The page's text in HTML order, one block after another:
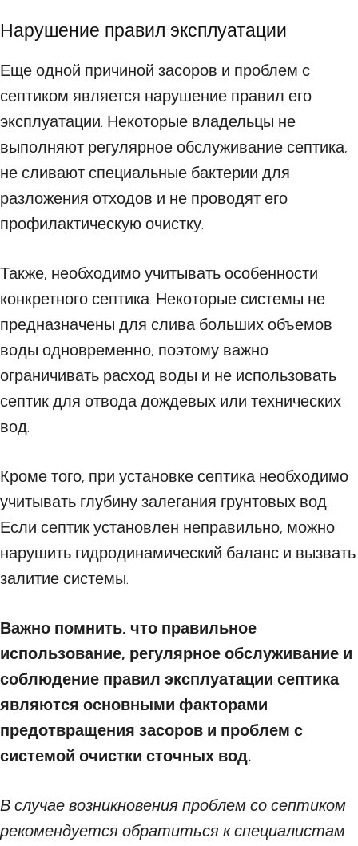
Нарушение правил эксплуатации
Еще одной причиной засоров и проблем с
септиком является нарушение правил его
эксплуатации. Некоторые владельцы не
выполняют регулярное обслуживание септика,
не сливают специальные бактерии для
разложения отходов и не проводят его
профилактическую очистку.
Также, необходимо учитывать особенности
конкретного септика. Некоторые системы не
предназначены для слива больших объемов
воды одновременно, поэтому важно
ограничивать расход воды и не использовать
септик для отвода дождевых или технических
вод.
Кроме того, при установке септика необходимо
учитывать глубину залегания грунтовых вод.
Если септик установлен неправильно, можно
нарушить гидродинамический баланс и вызвать
залитие системы.
Важно помнить, что правильное
использование, регулярное обслуживание и
соблюдение правил эксплуатации септика
являются основными факторами
предотвращения засоров и проблем с
системой очистки сточных вод.
В случае возникновения проблем со септиком
рекомендуется обратиться к специалистам